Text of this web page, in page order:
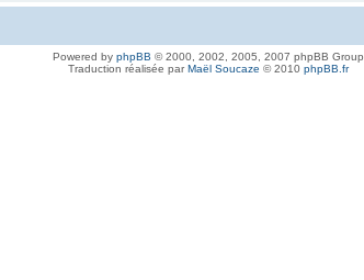
Powered by phpBB © 2000, 2002, 2005, 2007 phpBB Group
Traduction réalisée parMaël Soucaze © 2010 phpBB.fr